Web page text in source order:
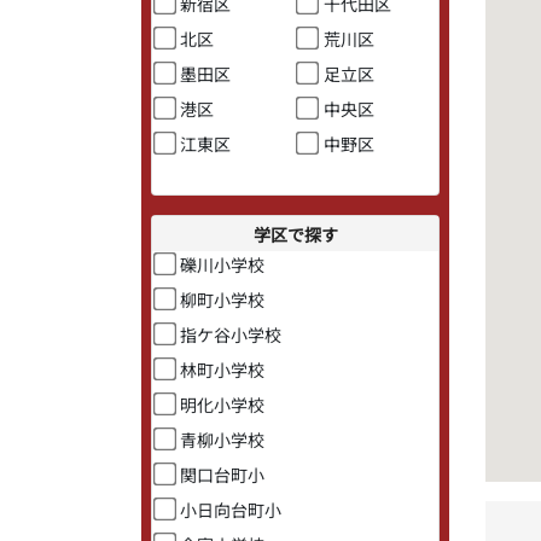
北区
荒川区
墨田区
足立区
港区
中央区
江東区
中野区
学区で探す
礫川小学校
柳町小学校
指ケ谷小学校
林町小学校
明化小学校
青柳小学校
関口台町小
小日向台町小